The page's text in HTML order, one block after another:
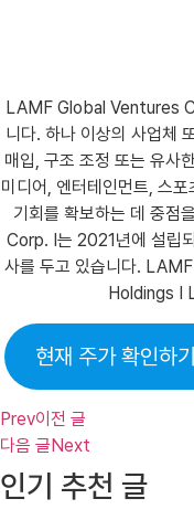
LAMF Global Ventures
니다. 하나 이상의 사업체
매입, 구조 조정 또는 유사
미디어, 엔터테인먼트, 스
기회를 확보하는 데 중
Corp. I는 2021년에 설립
사를 두고 있습니다.
Holdings I
현재 주가 확인하기
Prev이전 글
다음 글Next
인기 추천 글